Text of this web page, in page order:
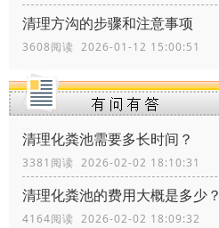
清理方沟的步骤和注意事项
3608阅读 2026-01-12 15:00:51
清理化粪池需要多长时间？
3381阅读 2026-02-02 18:10:31
清理化粪池的费用大概是多少？
4164阅读 2026-02-02 18:09:32